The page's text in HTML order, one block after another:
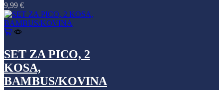
9,99 €
SET ZA PICO, 2
KOSA,
BAMBUS/KOVINA